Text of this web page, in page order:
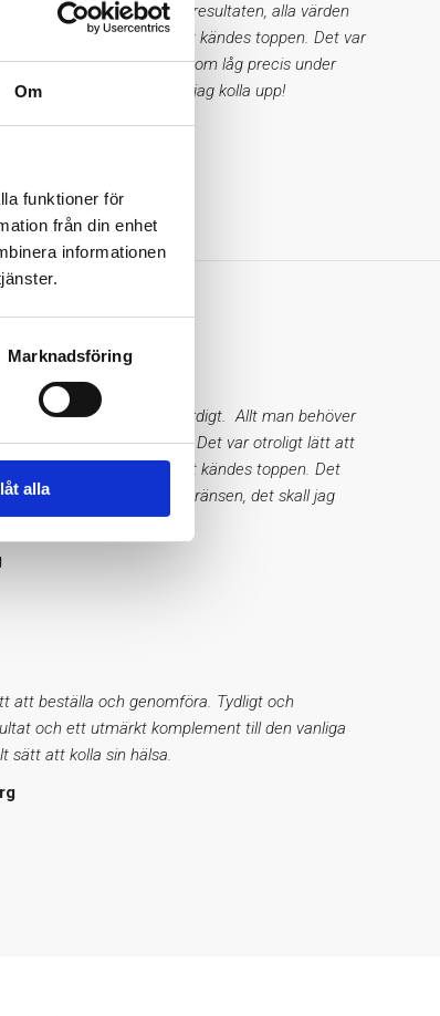
Om
funktioner för
från din enhet
informationen
Marknadsföring
alla
otroligt lätt att se resultaten, alla värden
såg bra ut och det kändes toppen. Det var
endast ett värde som låg precis under
gränsen, det skall jag kolla upp!
Lena Svenberg
enkelt, snyggt och trovärdigt. Allt man behöver
varken mer eller mindre. Det var otroligt lätt att
värden såg bra ut och det kändes toppen. Det
som låg precis under gränsen, det skall jag
att beställa och genomföra. Tydligt och
och ett utmärkt komplement till den vanliga
sätt att kolla sin hälsa.